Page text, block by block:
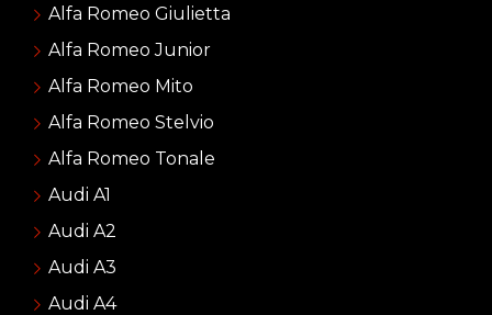
Alfa Romeo Giulietta
Alfa Romeo Junior
Alfa Romeo Mito
Alfa Romeo Stelvio
Alfa Romeo Tonale
Audi A1
Audi A2
Audi A3
Audi A4